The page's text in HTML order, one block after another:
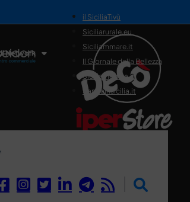
Il Network
il SiciliaTivù
Siciliarurale.eu
Siciliammare.it
Il Giornale della Bellezza
Siciliamedica.it
Sanitainsicilia.it